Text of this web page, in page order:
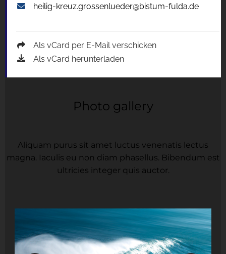
heilig-kreuz.grossenlueder@bistum-fulda.de
Als vCard per E-Mail verschicken
Als vCard herunterladen
Photo gallery
Aliquam purus sit amet luctus venenatis lectus
magna. Iaculis eu non diam phasellus. Bibendum est
ultricies integer quis auctor.